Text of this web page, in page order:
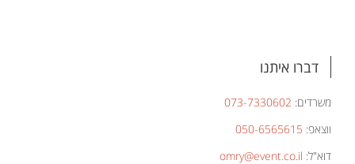
דברו איתנו
משרדים: 073-7330602
ווצאפ: 050-6565615
דוא"ל: omry@event.co.il